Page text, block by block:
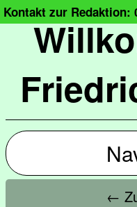
Kontakt zur Redaktion:
←